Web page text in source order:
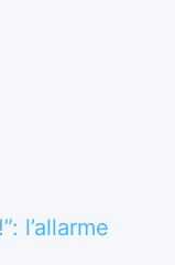
l’allarme